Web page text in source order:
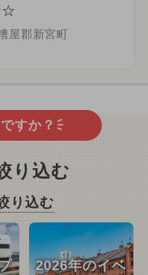
☆
屋郡新宮町
すか？
り込む
り込む
2026年のイベ